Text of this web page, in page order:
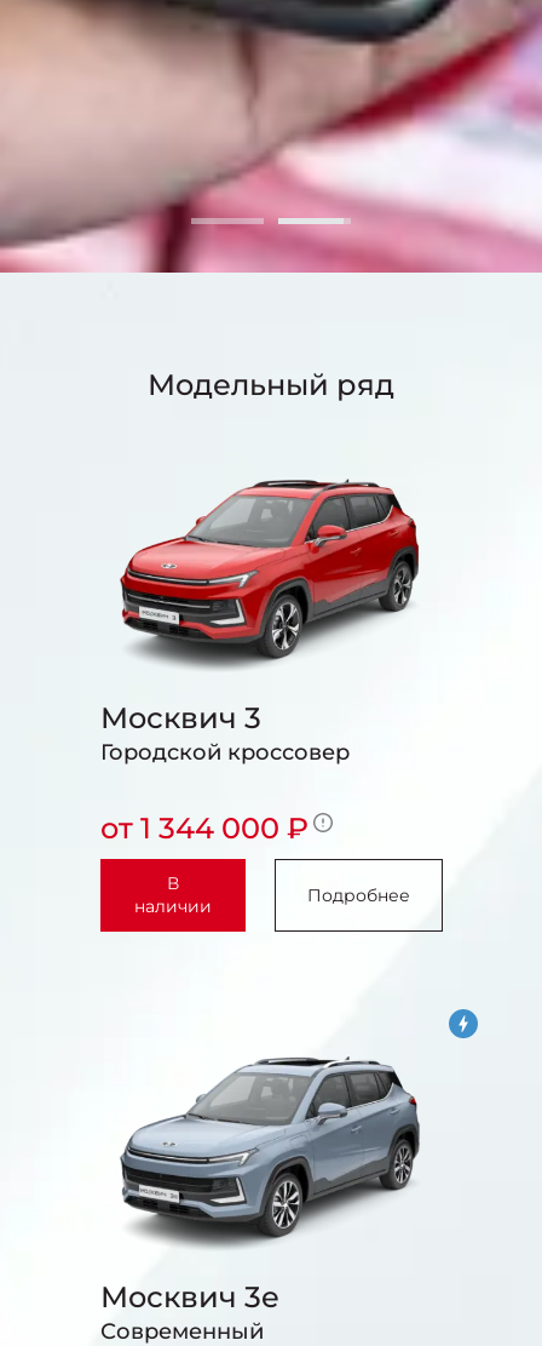
Модельный ряд
Москвич 3
Городской кроссовер
от 1 344 000 ₽
В
наличии
Подробнее
Москвич 3e
Современный